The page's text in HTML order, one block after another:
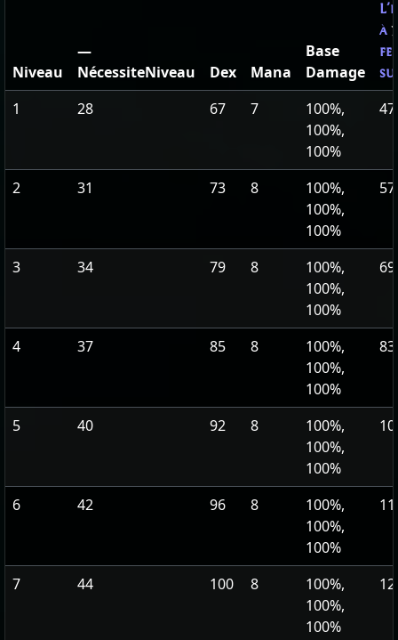
Niveau
—
NécessiteNiveau
Dex Mana
Base
Damage
à
1 28 67 7
100%,
100%,
100%
2 31 73 8
100%,
100%,
100%
3 34 79 8
100%,
100%,
100%
4 37 85 8
100%,
100%,
100%
5 40 92 8
100%,
100%,
100%
6 42 96 8
100%,
100%,
100%
7 44 100 8
100%,
100%,
100%